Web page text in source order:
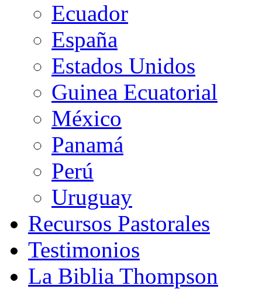
Ecuador
España
Estados Unidos
Guinea Ecuatorial
México
Panamá
Perú
Uruguay
Recursos Pastorales
Testimonios
La Biblia Thompson